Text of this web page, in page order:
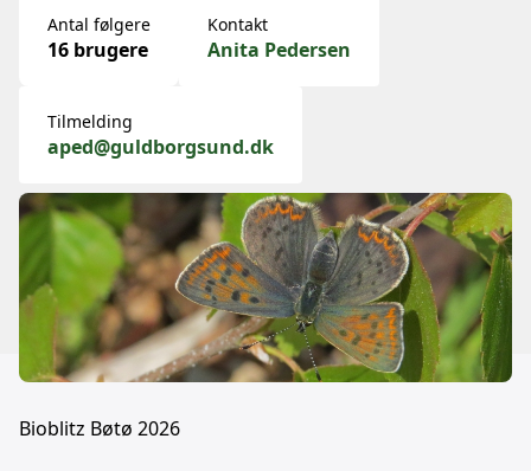
Antal følgere
16 brugere
Kontakt
Anita Pedersen
Tilmelding
aped@guldborgsund.dk
Bioblitz Bøtø 2026